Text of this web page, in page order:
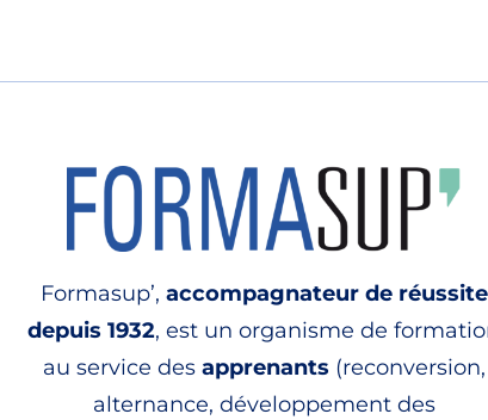
Formasup’, accompagnateur de réussite
depuis 1932, est un organisme de
au service des apprenants (reconversion,
alternance, développement des